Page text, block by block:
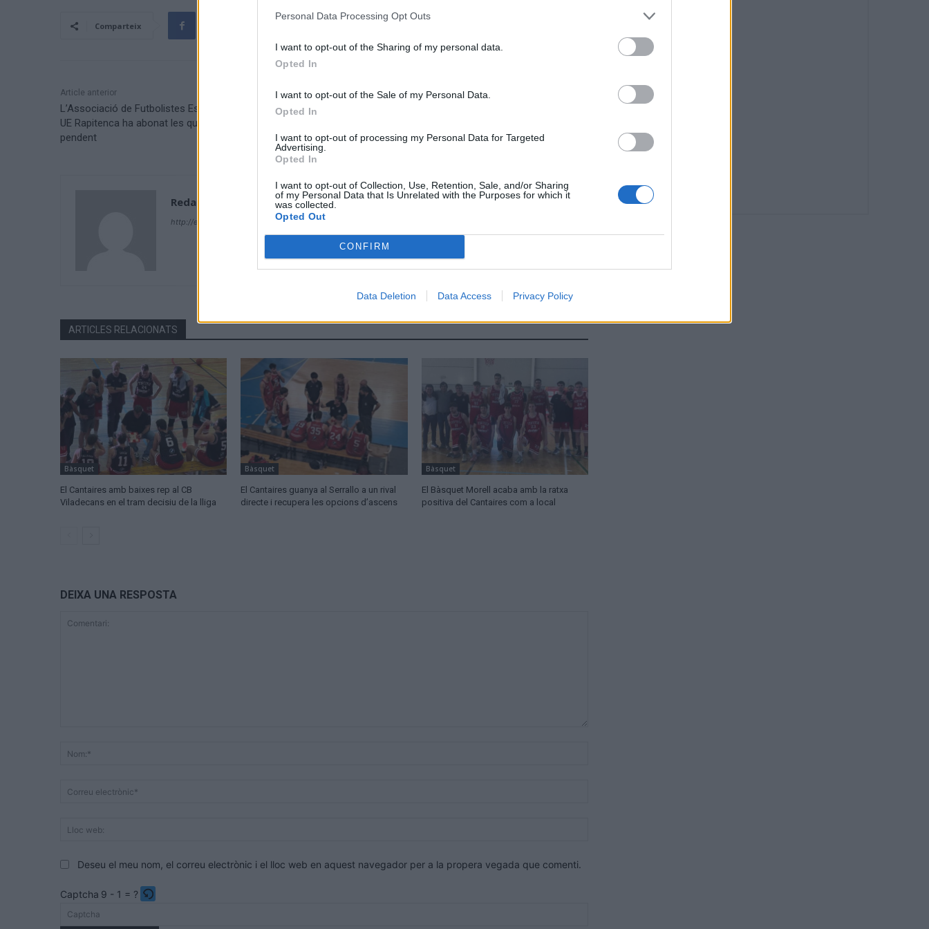
Personal Data Processing Opt Outs
I want to opt-out of the Sharing of my personal data.
Opted In
I want to opt-out of the Sale of my Personal Data.
Opted In
I want to opt-out of processing my Personal Data for Targeted
Advertising.
Opted In
I want to opt-out of Collection, Use, Retention, Sale, and/or Sharing
of my Personal Data that Is Unrelated with the Purposes for which it
was collected.
Opted Out
CONFIRM
Data Deletion Data Access Privacy Policy
Comparteix
Article anterior
L’Associació de Futbolistes Espanyols confirma que la
UE Rapitenca ha abonat les quantitats del deute
pendent
Redacció
http://ebresports.cat
ARTICLES RELACIONATS
Bàsquet
El Cantaires amb baixes rep al CB
Viladecans en el tram decisiu de la lliga
Bàsquet
El Cantaires guanya al Serrallo a un rival
directe i recupera les opcions d’ascens
Bàsquet
El Bàsquet Morell acaba amb la ratxa
positiva del Cantaires com a local
DEIXA UNA RESPOSTA
Deseu el meu nom, el correu electrònic i el lloc web en aquest navegador per a la propera vegada que comenti.
Captcha 9 - 1 = ?